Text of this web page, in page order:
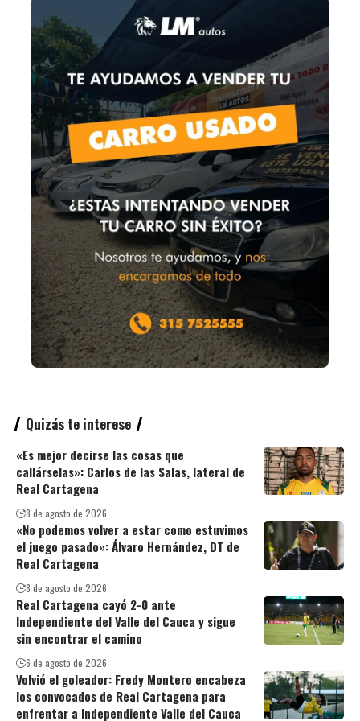
Quizás te interese
«Es mejor decirse las cosas que
callárselas»: Carlos de las Salas, lateral de
Real Cartagena
8 de agosto de 2026
«No podemos volver a estar como estuvimos
el juego pasado»: Álvaro Hernández, DT de
Real Cartagena
8 de agosto de 2026
Real Cartagena cayó 2-0 ante
Independiente del Valle del Cauca y sigue
sin encontrar el camino
6 de agosto de 2026
Volvió el goleador: Fredy Montero encabeza
los convocados de Real Cartagena para
enfrentar a Independiente Valle del Cauca